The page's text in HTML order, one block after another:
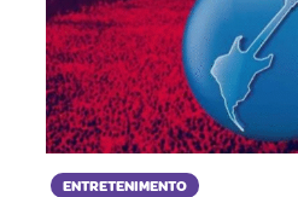
ENTRETENIMENTO